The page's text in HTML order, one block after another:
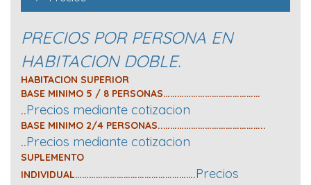
PRECIOS POR PERSONA EN
HABITACION DOBLE.
HABITACION SUPERIOR
BASE MINIMO 5 / 8 PERSONAS……………………………………
..Precios mediante cotizacion
BASE MINIMO 2/4 PERSONAS..……………………………………..
..Precios mediante cotizacion
SUPLEMENTO
INDIVIDUAL…………………………………………….Precios